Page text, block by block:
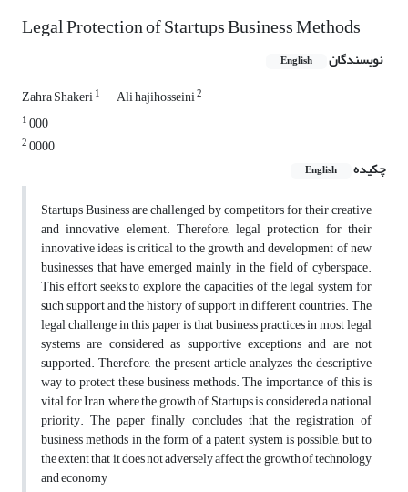
Legal Protection of Startups Business Methods
نویسندگان English
Zahra Shakeri1 Ali hajihosseini2
1000
20000
چکیده
English
Startups Business are challenged by competitors for their creative
and innovative element. Therefore, legal protection for their
innovative ideas is critical to the growth and development of new
businesses that have emerged mainly in the field of cyberspace.
This effort seeks to explore the capacities of the legal system for
such support and the history of support in different countries. The
legal challenge in this paper is that business practices in most legal
systems are considered as supportive exceptions and are not
supported. Therefore, the present article analyzes the descriptive
way to protect these business methods. The importance of this is
vital for Iran, where the growth of Startups is considered a national
priority. The paper finally concludes that the registration of
business methods in the form of a patent system is possible, but to
the extent that it does not adversely affect the growth of technology
and economy